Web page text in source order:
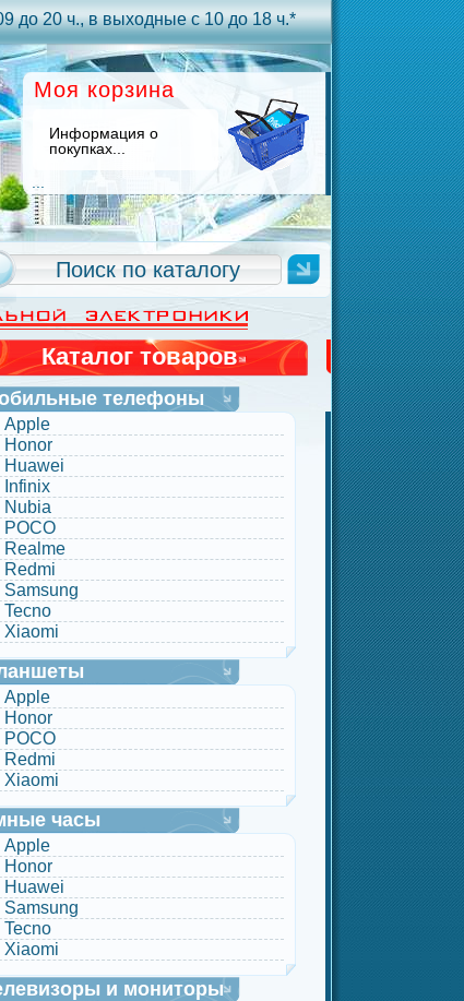
до 20 ч., в выходные с 10 до 18 ч.*
Моя корзина
Информация о
покупках...
Каталог товаров
телефоны
Apple
Honor
Huawei
Infinix
Nubia
POCO
Realme
Redmi
Samsung
Tecno
Xiaomi
Apple
Honor
POCO
Redmi
Xiaomi
часы
Apple
Honor
Huawei
Samsung
Tecno
Xiaomi
и мониторы